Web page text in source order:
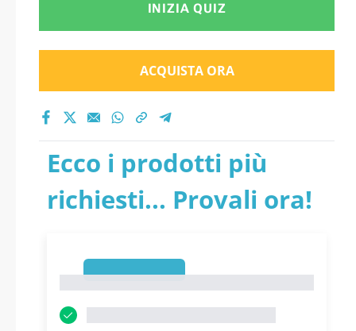
INIZIA QUIZ
ACQUISTA ORA
Ecco i prodotti più
richiesti... Provali ora!